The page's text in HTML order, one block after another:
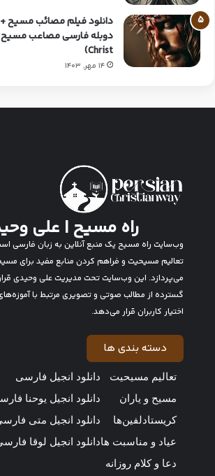
دانلود فیلم مصائب مسیح
Christ)
14 مهر, 1403
راه مسیح | علی
وب‌سایت راه مسیح یک منبع آنلاین به زبان فارسی
تعالیم مسیحیت و فراهم کردن منابع مفید برای
می‌پردازد. این وب‌سایت تحت مدیریت علی وحیدی
گسترده از مطالب صوتی و تصویری مرتبط با
اختیار کاربران قرار می‌دهد.
دسته بندی ها
تعالیم مسیحیت
مسیح و یاران
کریستادلفین‌ها
عیاد و مناسبت ها
دعا و کلام روزانه
دانلود انجیل فارسی
دانلود انجیل یوحنا
دانلود انجیل متی
دانلود انجیل لوقا